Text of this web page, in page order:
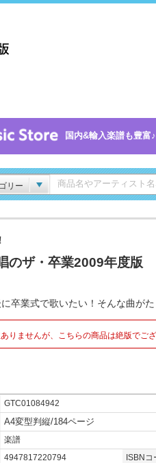
国内&輸入楽譜も豊富♪
リー
のザ・卒業2009年度版
卒業式で歌いたい！そんな曲がた
りませんが、こちらの商品は絶版でござ
GTC01084942
A4変型判縦/184ページ
楽譜
4947817220794 ISBNコ